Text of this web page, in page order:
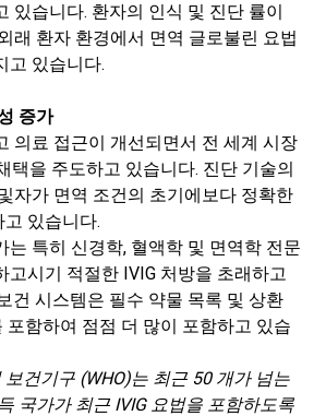
있습니다. 환자의 인식 및 진단 률이
래 환자 환경에서 면역 글로불린 요법
고 있습니다.
증가
의료 접근이 개선되면서 전 세계 시장
택을 주도하고 있습니다. 진단 기술의
자가 면역 조건의 초기에보다 정확한
있습니다.
는 특히 신경학, 혈액학 및 면역학 전문
고시기 적절한 IVIG 처방을 초래하고
건 시스템은 필수 약물 목록 및 상환
포함하여 점점 더 많이 포함하고 있습
보건기구 (WHO)는 최근 50 개가 넘는
국가가 최근 IVIG 요법을 포함하도록